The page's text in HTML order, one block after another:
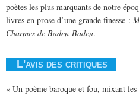
poètes les plus marquants de notre
livres en prose d’une grande finesse :
Charmes de Baden-Baden.
L'avis des critiques
« Un poème baroque et fou, mixant